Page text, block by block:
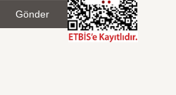
Gönder